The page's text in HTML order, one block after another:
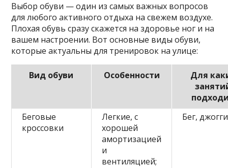
Выбор обуви — один из самых важных вопросов
для любого активного отдыха на свежем воздухе.
Плохая обувь сразу скажется на здоровье ног и на
вашем настроении. Вот основные виды обуви,
которые актуальны для тренировок на улице:
Вид обуви Особенности
Для
Беговые
кроссовки
Легкие, с
хорошей
амортизацией
и
вентиляцией;
Бег,